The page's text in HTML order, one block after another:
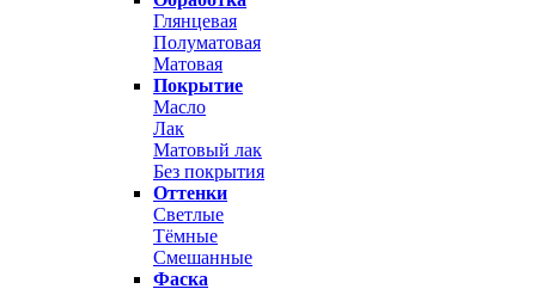
Глянцевая
Полуматовая
Матовая
Покрытие
Масло
Лак
Матовый лак
Без покрытия
Оттенки
Светлые
Тёмные
Смешанные
Фаска